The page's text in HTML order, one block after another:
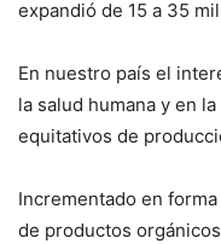
expandió de 15 a 35
En nuestro país el
la salud humana y en
equitativos de
Incrementado en
de productos